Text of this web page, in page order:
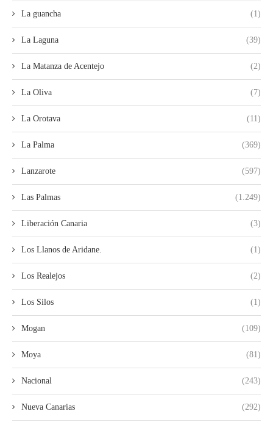
La guancha (1)
La Laguna (39)
La Matanza de Acentejo (2)
La Oliva (7)
La Orotava (11)
La Palma (369)
Lanzarote (597)
Las Palmas (1.249)
Liberación Canaria (3)
Los Llanos de Aridane. (1)
Los Realejos (2)
Los Silos (1)
Mogan (109)
Moya (81)
Nacional (243)
Nueva Canarias (292)